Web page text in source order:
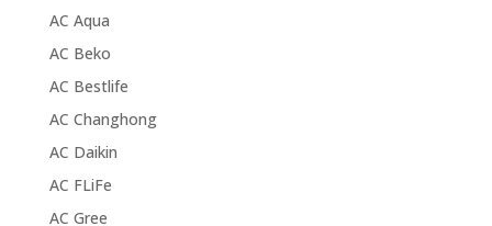
AC Aqua
AC Beko
AC Bestlife
AC Changhong
AC Daikin
AC FLiFe
AC Gree